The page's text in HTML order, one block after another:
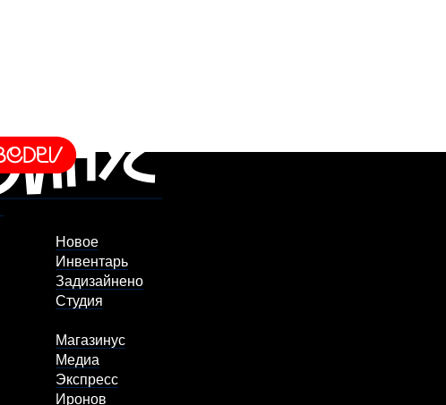
Новое
Инвентарь
Задизайнено
Студия
Магазинус
Медиа
Экспресс
Иронов